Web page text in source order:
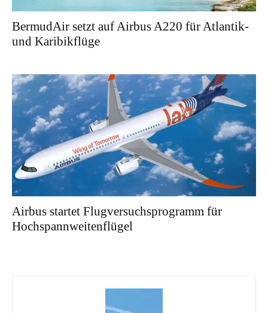
BermudAir setzt auf Airbus A220 für Atlantik-
und Karibikflüge
Airbus startet Flugversuchsprogramm für
Hochspannweitenflügel